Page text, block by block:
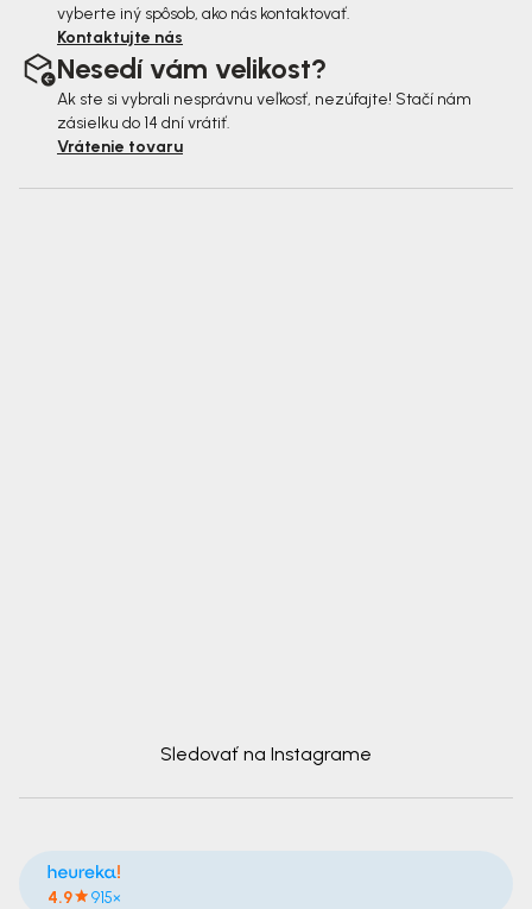
vyberte iný spôsob, ako nás kontaktovať.
Kontaktujte nás
Nesedí vám velikost?
Ak ste si vybrali nesprávnu veľkosť, nezúfajte! Stačí nám
zásielku do 14 dní vrátiť.
Vrátenie tovaru
Sledovať na Instagrame
4.9 915×